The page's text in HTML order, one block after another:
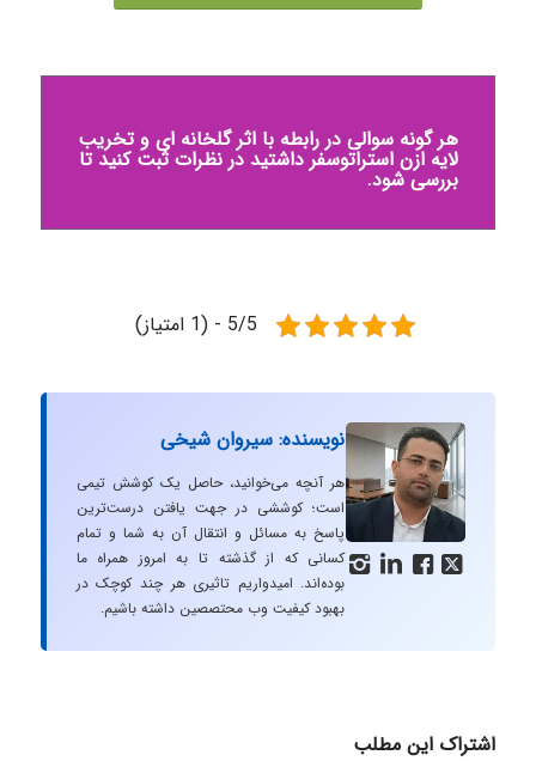
هر گونه سوالی در رابطه با اثر گلخانه ای و تخریب
لایه ازن استراتوسفر داشتید در نظرات ثبت کنید تا
بررسی شود.
5/5 - (1 امتیاز)
   
نویسنده: سیروان شیخی
هر آنچه می‌خوانید، حاصل یک کوشش تیمی
است؛ کوششی در جهت یافتن درست‌ترین
پاسخ به مسائل و انتقال آن به شما و تمام
کسانی که از گذشته تا به امروز همراه ما
بوده‌اند. امیدواریم تاثیری هر چند کوچک در
بهبود کیفیت وب محتصصین داشته باشیم.
اشتراک این مطلب